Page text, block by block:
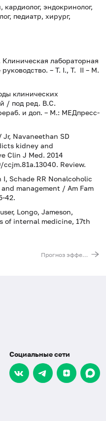
эндокринолог,
педиатр, хирург,
лабораторная
– Т. I., Т. II – М.
клинических
/ под ред. В.С.
и доп. – М.: МЕДпресс-
Navaneethan SD
kidney and
Clin J Med. 2014
ccjm.81a.13040. Review.
I, Schade RR Nonalcoholic
management / Am Fam
42.
Longo, Jameson,
of internal medicine, 17th
Прогноз эффективности АСИТ: Букоцветные деревья
Социальные сети